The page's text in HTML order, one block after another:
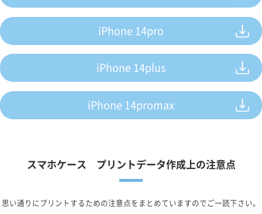
iPhone 14pro
iPhone 14plus
iPhone 14promax
スマホケース プリントデータ作成上の注意点
思い通りにプリントするための注意点をまとめていますのでご一読下さい。